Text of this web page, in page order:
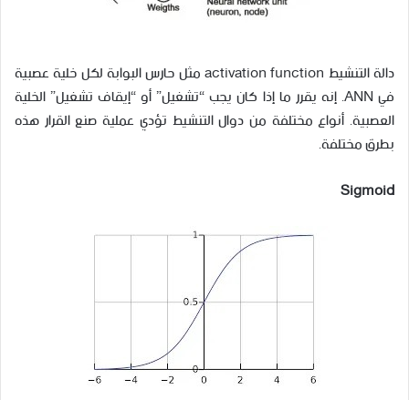
دالة التنشيط activation function مثل حارس البوابة لكل خلية عصبية
في ANN. إنه يقرر ما إذا كان يجب “تشغيل” أو “إيقاف تشغيل” الخلية
العصبية. أنواع مختلفة من دوال التنشيط تؤدي عملية صنع القرار هذه
بطرق مختلفة.
Sigmoid